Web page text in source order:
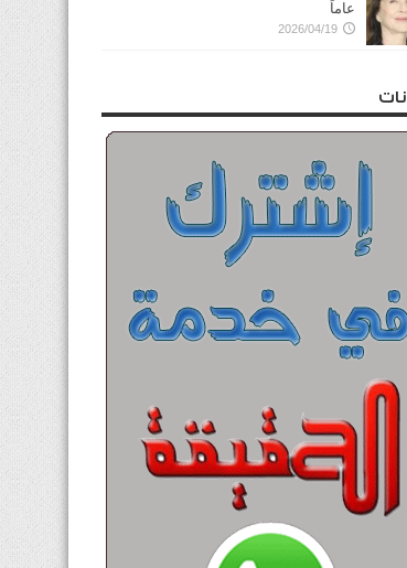
عاماً
2026/04/19